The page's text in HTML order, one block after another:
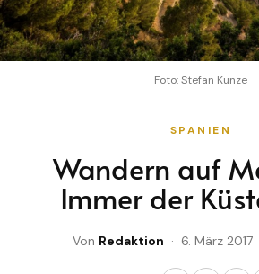
Foto: Stefan Kunze
SPANIEN
Wandern auf
Immer der
Von Redaktion · 6. März